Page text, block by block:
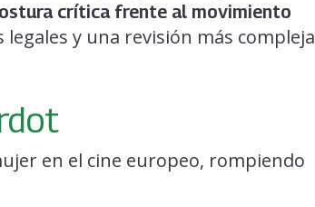
crítica frente al movimiento
y una revisión más compleja
en el cine europeo, rompiendo